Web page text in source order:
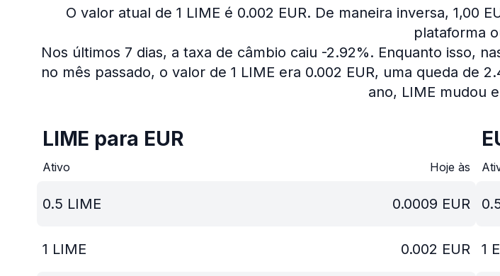
O valor atual de 1 LIME é 0.002 EUR. De maneira inversa, 1,00
plataforma
Nos últimos 7 dias, a taxa de câmbio caiu -2.92%. Enquanto isso,
no mês passado, o valor de 1 LIME era 0.002 EUR, uma queda de
ano, LIME mudou
LIME para EUR
Ativo Hoje às
0.5 LIME 0.0009 EUR
1 LIME 0.002 EUR 1